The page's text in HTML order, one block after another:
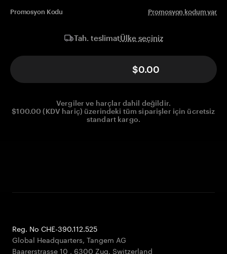
Promosyon Kodu Promosyon kodum var
Tah. teslimatÜlke seçiniz
$0.00
Vergiler ve harçlar dahil değildir.
$100.00 (KDV hariç) üzerindeki tüm siparişler için ücretsiz
standart kargo.
Reg. No CHE-390.112.525
Global Headquarters, Tangem AG
Baarerstrasse 10 , 6300 Zug, Switzerland